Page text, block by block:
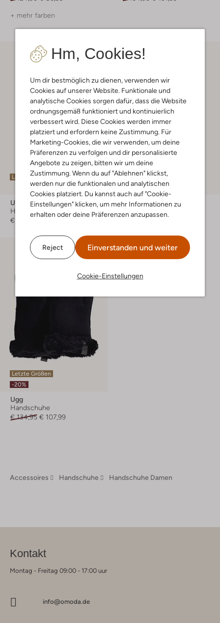
Hm, Cookies!
Um dir bestmöglich zu dienen, verwenden wir
Cookies auf unserer Website. Funktionale und
analytische Cookies sorgen dafür, dass die Website
ordnungsgemäß funktioniert und kontinuierlich
verbessert wird. Diese Cookies werden immer
platziert und erfordern keine Zustimmung. Für
Marketing-Cookies, die wir verwenden, um deine
Präferenzen zu verfolgen und dir personalisierte
Angebote zu zeigen, bitten wir um deine
Zustimmung. Wenn du auf "Ablehnen" klickst,
werden nur die funktionalen und analytischen
Cookies platziert. Du kannst auch auf "Cookie-
Einstellungen" klicken, um mehr Informationen zu
erhalten oder deine Präferenzen anzupassen.
Reject Einverstanden und weiter
Cookie-Einstellungen
+ mehr farben
Letzte Größen
Ugg
Handschuhe
€ 164,99
Letzte Größen
Ugg
Handschuhe
€ 174,99
Letzte Größen
-20%
Ugg
Handschuhe
€ 134,95 € 107,99
Accessoires Handschuhe Handschuhe Damen
Kontakt
Montag - Freitag 09:00 - 17:00 uur
info@omoda.de